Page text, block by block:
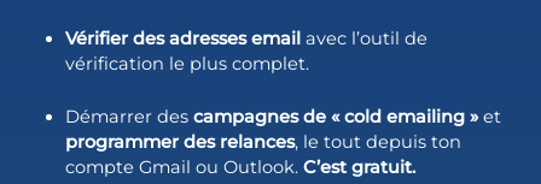
Vérifier des adresses email avec l’outil de
vérification le plus complet.
Démarrer des campagnes de « cold emailing »et
programmer des relances, le tout depuis ton
compte Gmail ou Outlook. C’est gratuit.